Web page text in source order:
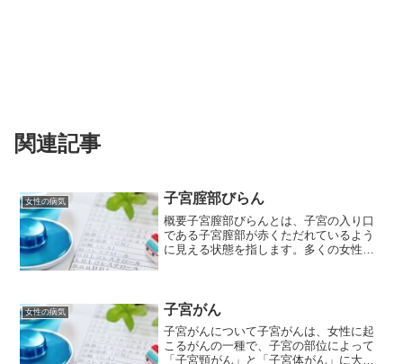
関連記事
女性の病気 子宮腟部びらん
概要子宮膣部びらんとは、子宮の入り口
である子宮膣部が赤くただれているよう
に見える状態を指します。多くの女性が
の変化です。女性ホルモン...
女性の病気 子宮がん
子宮がんについて子宮がんは、女性に起
こるがんの一種で、子宮の部位によって
「子宮頸がん」と「子宮体がん」に大き